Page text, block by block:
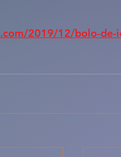
2019/12/bolo-de-